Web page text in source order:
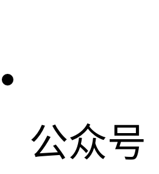
公众号